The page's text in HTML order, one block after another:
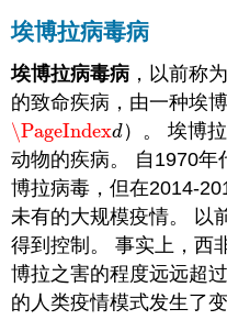
埃博拉病毒病
埃博拉病毒病 ，以前称
的致命疾病，由一种埃
\PageIndexd
\PageIndexd）。 埃博
动物的疾病。 自1970年
博拉病毒，但在2014-
未有的大规模疫情。 以
得到控制。 事实上，西
博拉之害的程度远远超
的人类疫情模式发生了